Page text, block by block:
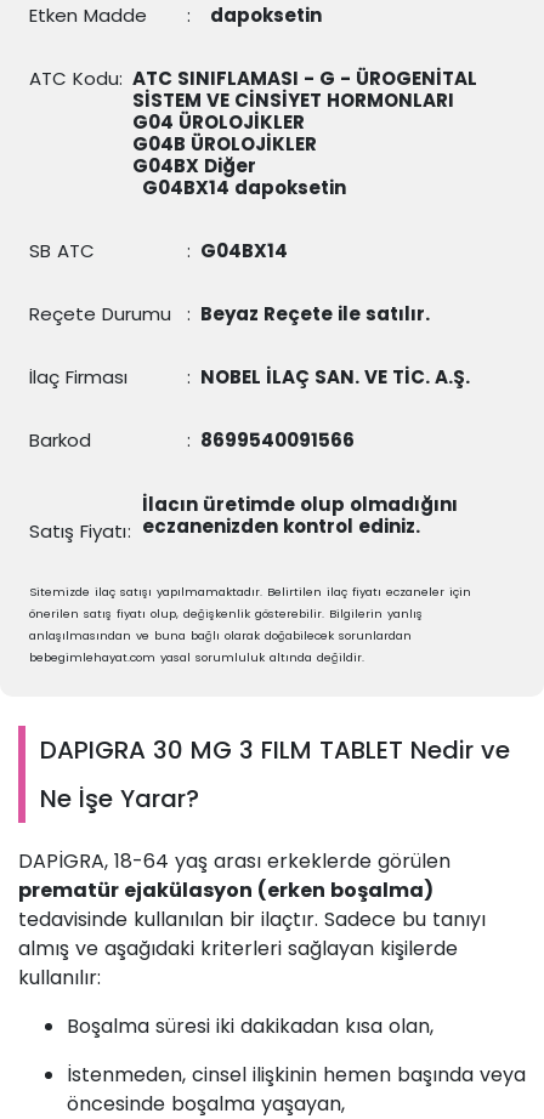
Etken Madde : dapoksetin
ATC Kodu: ATC SINIFLAMASI - G - ÜROGENİTAL
SİSTEM VE CİNSİYET HORMONLARI
G04 ÜROLOJİKLER
G04B ÜROLOJİKLER
G04BX Diğer
G04BX14 dapoksetin
SB ATC : G04BX14
Reçete Durumu : Beyaz Reçete ile satılır.
İlaç Firması : NOBEL İLAÇ SAN. VE TİC. A.Ş.
Barkod : 8699540091566
Satış Fiyatı:
İlacın üretimde olup olmadığını
eczanenizden kontrol ediniz.
Sitemizde ilaç satışı yapılmamaktadır. Belirtilen ilaç fiyatı eczaneler için
önerilen satış fiyatı olup, değişkenlik gösterebilir. Bilgilerin yanlış
anlaşılmasından ve buna bağlı olarak doğabilecek sorunlardan
bebegimlehayat.com yasal sorumluluk altında değildir.
DAPIGRA 30 MG 3 FILM TABLET Nedir ve
Ne İşe Yarar?
DAPİGRA, 18-64 yaş arası erkeklerde görülen
prematür ejakülasyon (erken boşalma)
tedavisinde kullanılan bir ilaçtır. Sadece bu tanıyı
almış ve aşağıdaki kriterleri sağlayan kişilerde
kullanılır:
Boşalma süresi iki dakikadan kısa olan,
İstenmeden, cinsel ilişkinin hemen başında veya
öncesinde boşalma yaşayan,